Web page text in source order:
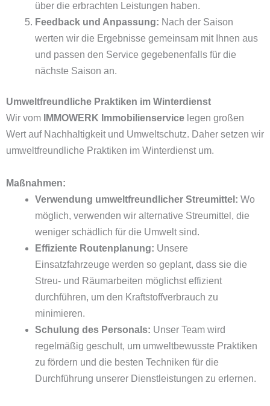
über die erbrachten Leistungen haben.
Feedback und Anpassung: Nach der Saison
werten wir die Ergebnisse gemeinsam mit Ihnen aus
und passen den Service gegebenenfalls für die
nächste Saison an.
Umweltfreundliche Praktiken im Winterdienst
Wir vom
IMMOWERK Immobilienservice legen großen
Wert auf Nachhaltigkeit und Umweltschutz. Daher setzen wir
umweltfreundliche Praktiken im Winterdienst um.
Maßnahmen:
Verwendung umweltfreundlicher Streumittel: Wo
möglich, verwenden wir alternative Streumittel, die
weniger schädlich für die Umwelt sind.
Effiziente Routenplanung: Unsere
Einsatzfahrzeuge werden so geplant, dass sie die
Streu- und Räumarbeiten möglichst effizient
durchführen, um den Kraftstoffverbrauch zu
minimieren.
Schulung des Personals: Unser Team wird
regelmäßig geschult, um umweltbewusste Praktiken
zu fördern und die besten Techniken für die
Durchführung unserer Dienstleistungen zu erlernen.